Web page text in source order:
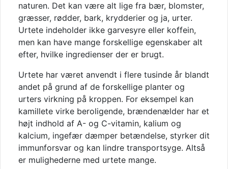
naturen. Det kan være alt lige fra bær, blomster,
græsser, rødder, bark, krydderier og ja, urter.
Urtete indeholder ikke garvesyre eller koffein,
men kan have mange forskellige egenskaber alt
efter, hvilke ingredienser der er brugt.
Urtete har været anvendt i flere tusinde år blandt
andet på grund af de forskellige planter og
urters virkning på kroppen. For eksempel kan
kamillete virke beroligende, brændenælder har et
højt indhold af A- og C-vitamin, kalium og
kalcium, ingefær dæmper betændelse, styrker dit
immunforsvar og kan lindre transportsyge. Altså
er mulighederne med urtete mange.